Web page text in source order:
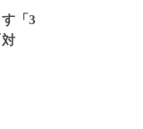
「3